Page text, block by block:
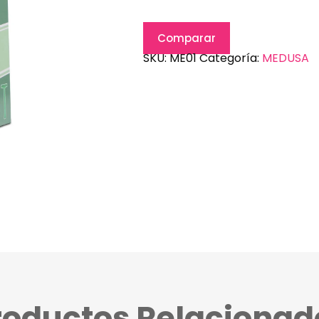
Comparar
SKU:ME01Categoría: MEDUSA